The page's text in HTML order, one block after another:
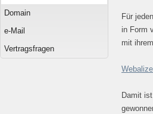
Domain
e-Mail
Vertragsfragen
Für
in Form
mit
Damit